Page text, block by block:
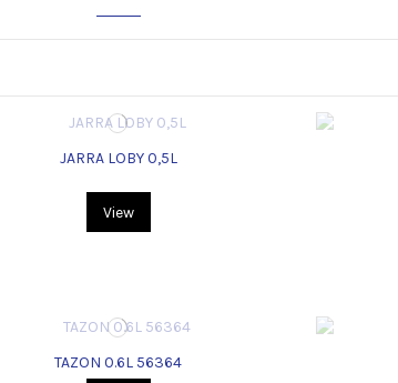
JARRA LOBY 0,5L
View
TAZON 0.6L 56364